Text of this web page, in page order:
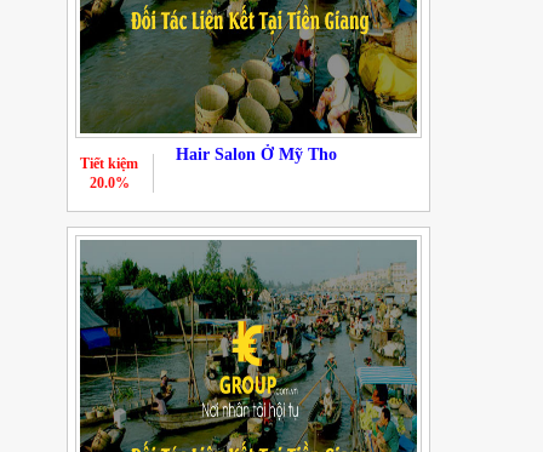
Hair Salon Ở Mỹ Tho
Tiết kiệm
20.0%